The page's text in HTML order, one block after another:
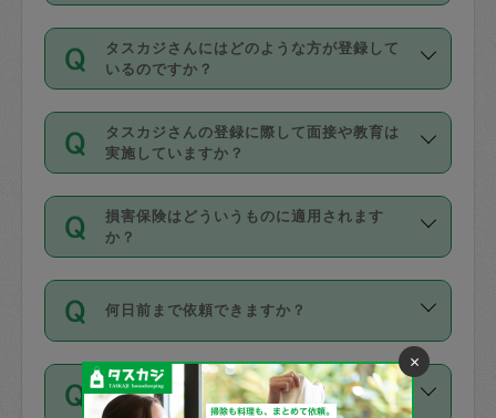
なお、タスカジさんの交通費も、依頼料
金のご請求と合わせてお支払いとなりま
動計算で表示されます。
（例：毎週定期の場合は３回以上のキャ
ンセルが有償（1200円、隔週定期の場合
は２回以上のキャンセルが有償（1200
・ＡＭ ９時～１２時
・ＰＭ １３時～１６時
・夜 １８時～２１時
開始時間を２時間前後変更することが可
能です。依頼送信後、個別にタスカジさ
んにメッセージを送り調整してくださ
い。ただし、２時間を越えての調整はで
時間も被らない場合、損害保険の対象外
掃除、整理収納、洗濯、買い物、料理、
作り置きです。タスカジさんによってで
きる仕事の範囲が異なりますので、依頼
する前にタスカジさんのプロフィールで
確認してください。
基本的に、高所での作業や危険作業、屋
外での作業は対象外です。
タスカジさんにはどのような方が登録して
いるのですか？
主婦として長年の家事経験をお持ちの
方、栄養士・調理師といった資格者で保
育園や学校の給食やレストランで料理関
係の専門職に従事されていた方、日本で
すでにハウスキーパーや英語の先生とし
てお仕事をしているフィリピン出身の
社員など様々なバックグラウンドの方が
登録しています。
また外国人の方は英語しか話せない方、
日本語も話せる方など様々です。
タスカジさんの登録に際して面接や教育は
実施していますか？
応募の際に、各自事務局との面接と説明
を行っています。その後、身分証明書の
写真提出をしていただいています。外国
確認しています。タスカジさんトレーニ
ング動画を使ったセルフトレーニングの
のち、タスカジモニター宅にて３時間の
現場トライアルを受け、合格したタスカ
損害保険はどういうものに適用されます
か？
依頼者とタスカジさんとの間でタスカジ
を通して成立した作業時間内での作業に
適用されます。作業範囲は、掃除、洗
濯、料理、作り置き、整理収納、買い物
です。作業中に物を壊したり、人にけが
何日前まで依頼できますか？
ご依頼は、現在を起点に3日後（72時間
以降）の日時から受付可能となっていま
キャンセル料はかかりますか？
×